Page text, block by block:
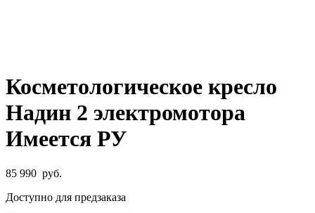
Косметологическое кресло
Надин 2 электромотора
Имеется РУ
85 990 руб.
Доступно для предзаказа